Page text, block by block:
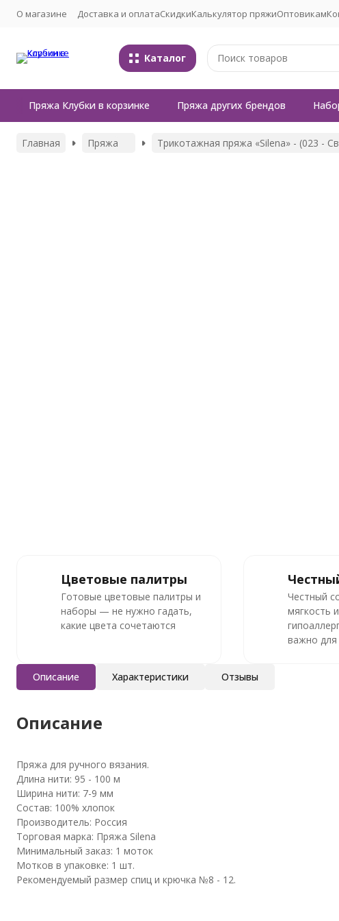
О магазине Доставка и оплатаСкидкиКалькулятор пряжиОптовикам
Каталог
Пряжа Клубки в корзинке Пряжа других брендов
Главная Пряжа Трикотажная пряжа «Silena» - (023 -
Цветовые палитры
Готовые цветовые палитры и
наборы — не нужно гадать,
какие цвета сочетаются
Честный
мягкость и
важно для
Описание Характеристики Отзывы
Описание
Пряжа для ручного вязания.
Длина нити: 95 - 100 м
Ширина нити: 7-9 мм
Состав: 100% хлопок
Производитель: Россия
Торговая марка: Пряжа Silena
Минимальный заказ: 1 моток
Мотков в упаковке: 1 шт.
Рекомендуемый размер спиц и крючка №8 - 12.